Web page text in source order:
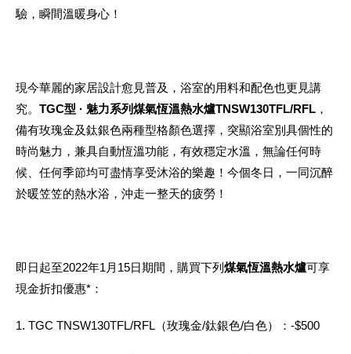
驗，瞬間溫暖身心！
現今華麗的家居設計愈見普及，浴室的用料和配色也更見講
究。 TGC型 · 魅力系列煤氣恆溫熱水爐TNSW130TFL/RFL ，
備有玫瑰金及鈦銀色兩種型格顏色選擇，突顯浴室別具個性的
時尚魅力，兼具自動恆溫功能，有效穩定水溫，無論任何時
候、任何季節均可盡情享受沐浴的樂趣！今個冬日，一同沉醉
於暖笠笠的熱水浴，沖走一整天的疲勞！
即日起至2022年1月15日期間，購買下列 煤氣恆溫熱水爐可享
現金折扣優惠*：
1. TGC TNSW130TFL/RFL（玫瑰金/鈦銀色/白色）：-$500